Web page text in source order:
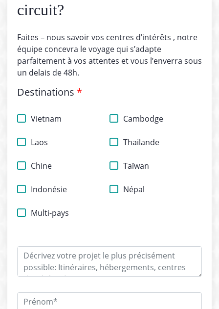
circuit?
Faites – nous savoir vos centres d’intérêts , notre
équipe concevra le voyage qui s’adapte
parfaitement à vos attentes et vous l’enverra sous
un delais de 48h.
Destinations *
Vietnam Cambodge
Laos Thailande
Chine Taïwan
Indonésie Népal
Multi-pays